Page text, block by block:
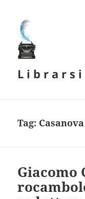
L i b r a r s i
Tag: Casanova
Giacomo